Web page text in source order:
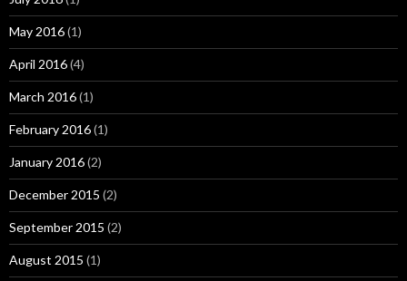
May 2016(1)
April 2016(4)
March 2016(1)
February 2016(1)
January 2016(2)
December 2015 (2)
September 2015 (2)
August 2015 (1)